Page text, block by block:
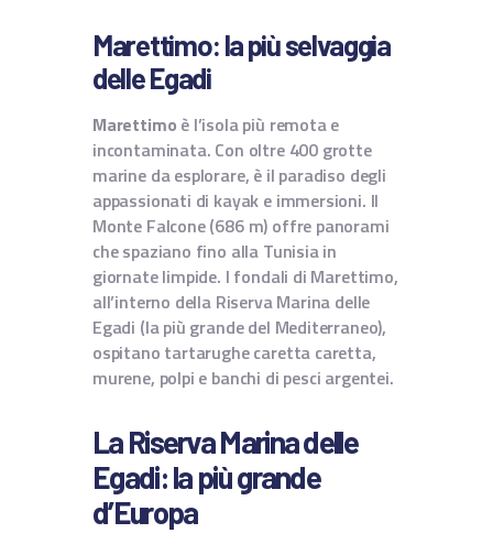
Marettimo: la più selvaggia
delle Egadi
Marettimo è l’isola più remota e
incontaminata. Con oltre 400 grotte
marine da esplorare, è il paradiso degli
appassionati di kayak e immersioni. Il
Monte Falcone (686 m) offre panorami
che spaziano fino alla Tunisia in
giornate limpide. I fondali di Marettimo,
all’interno della Riserva Marina delle
Egadi (la più grande del Mediterraneo),
ospitano tartarughe caretta caretta,
murene, polpi e banchi di pesci argentei.
La Riserva Marina delle
Egadi: la più grande
d’Europa